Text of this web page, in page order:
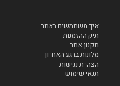
איך משתמשים באתר
תיק ההזמנות
תקנון אתר
מלונות ברגע האחרון
הצהרת נגישות
תנאי שימוש